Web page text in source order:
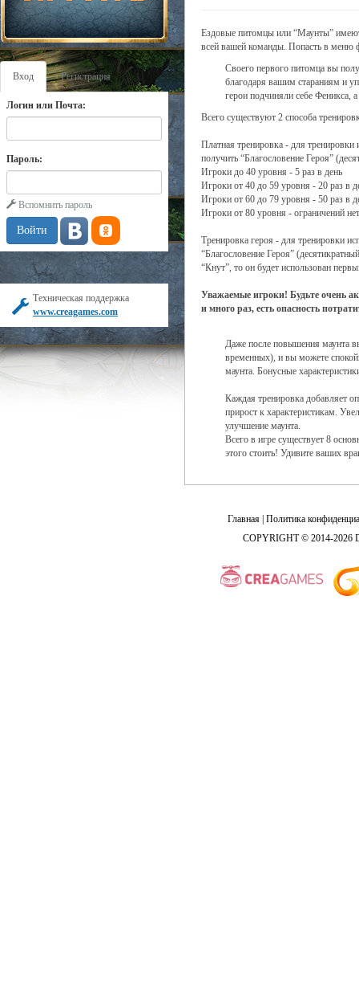
Вход Регистрация
Логин или Почта:
Пароль:
Вспомнить пароль
Техническая поддержка
www.creagames.com
Ездовые питомцы или “Маунты”
всей вашей команды. Попасть в меню
Своего первого питомца вы
благодаря вашим стараниям и
герои подчиняли себе Феникса,
Всего существуют 2 способа
Платная тренировка - для
получить “Благословение Героя”
Игроки до 40 уровня - 5 раз в день
Игроки от 40 до 59 уровня - 20 раз в
Игроки от 60 до 79 уровня - 50 раз в
Игроки от 80 уровня - ограничений нет
Тренировка героя - для тренировки
“Благословение Героя”
“Кнут”, то он будет использован
Уважаемые игроки! Будьте очень
и много раз, есть опасность
Даже после повышения маунта
временных), и вы можете
маунта. Бонусные
Каждая тренировка добавляет
прирост к характеристикам.
улучшение маунта.
Всего в игре существует 8
этого стоить! Удивите ваших
Главная Политика
COPYRIGHT © 2014-2026